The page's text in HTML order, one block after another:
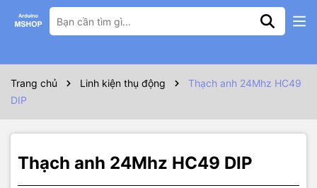
Trang chủ Linh kiện thụ động
Thạch anh 24Mhz HC49
DIP
Thạch anh 24Mhz HC49 DIP
Thông số kỹ thuật